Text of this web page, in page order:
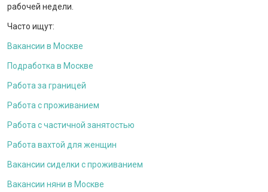
рабочей недели.
Часто ищут:
Вакансии в Москве
Подработка в Москве
Работа за границей
Работа с проживанием
Работа с частичной занятостью
Работа вахтой для женщин
Вакансии сиделки с проживанием
Вакансии няни в Москве